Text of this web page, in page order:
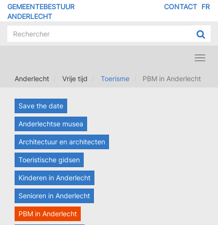
Overslaan
GEMEENTEBESTUUR
ANDERLECHT
FR
CONTACT
Anderlecht
Vrije tijd Toerisme PBM in Anderlecht
Save the date
Anderlechtse musea
Architectuur en architecten
Toeristische gidsen
Kinderen in Anderlecht
Senioren in Anderlecht
PBM in Anderlecht